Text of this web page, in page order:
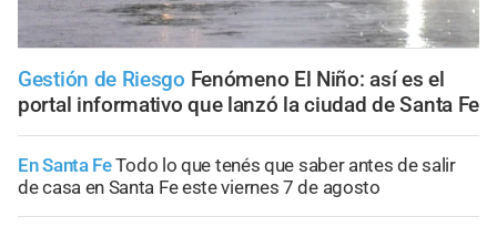
Gestión de Riesgo Fenómeno El Niño: así es el
portal informativo que lanzó la ciudad de Santa Fe
En Santa FeTodo lo que tenés que saber antes de salir
de casa en Santa Fe este viernes 7 de agosto